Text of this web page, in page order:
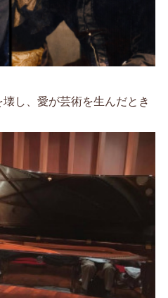
し、愛が芸術を生んだとき